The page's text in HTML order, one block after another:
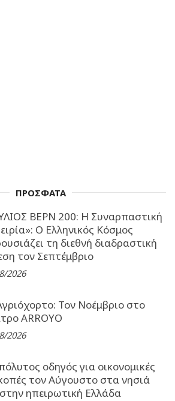
ΠΡΟΣΦΑΤΑ
ΒΕΡΝ 200: Η Συναρπαστική
Ο Ελληνικός Κόσμος
τη διεθνή διαδραστική
τον Σεπτέμβριο
2026
Τον Νοέμβριο στο
ARROYO
2026
οδηγός για οικονομικές
τον Αύγουστο στα νησιά
ηπειρωτική Ελλάδα